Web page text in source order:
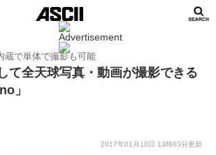
蔵で単体で撮影も可能
て全天球写真・動画が撮影できる
」
2017年01月10日 13時03分更新